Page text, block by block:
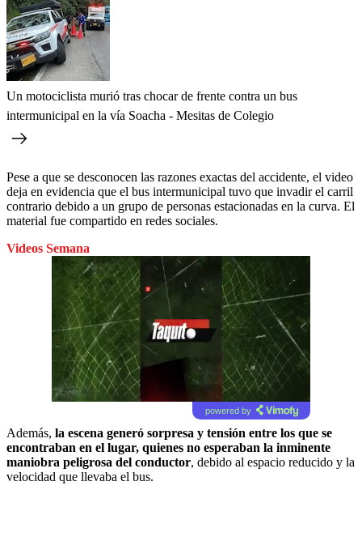
Un motociclista murió tras chocar de frente contra un bus
intermunicipal en la vía Soacha - Mesitas de Colegio
Pese a que se desconocen las razones exactas del accidente, el video
deja en evidencia que el bus intermunicipal tuvo que invadir el carril
contrario debido a un grupo de personas estacionadas en la curva. El
material fue compartido en redes sociales.
Videos Semana
powered by
Además, la escena generó sorpresa y tensión entre los que se
encontraban en el lugar, quienes no esperaban la inminente
maniobra peligrosa del conductor, debido al espacio reducido y la
velocidad que llevaba el bus.